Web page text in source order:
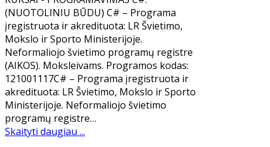
(NUOTOLINIU BŪDU) C# – Programa
įregistruota ir akredituota: LR Švietimo,
Mokslo ir Sporto Ministerijoje.
Neformaliojo švietimo programų registre
(AIKOS). Moksleivams. Programos kodas:
121001117C# – Programa įregistruota ir
akredituota: LR Švietimo, Mokslo ir Sporto
Ministerijoje. Neformaliojo švietimo
programų registre…
Skaityti daugiau ...